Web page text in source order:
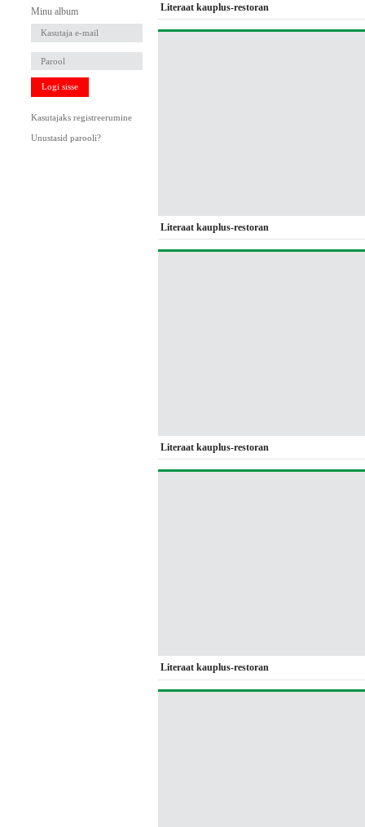
Minu album
Logi sisse
Kasutajaks registreerumine
Unustasid parooli?
Literaat kauplus-restoran
Literaat kauplus-restoran
Literaat kauplus-restoran
Literaat kauplus-restoran